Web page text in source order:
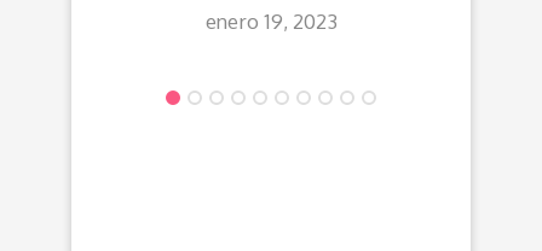
enero 19, 2023